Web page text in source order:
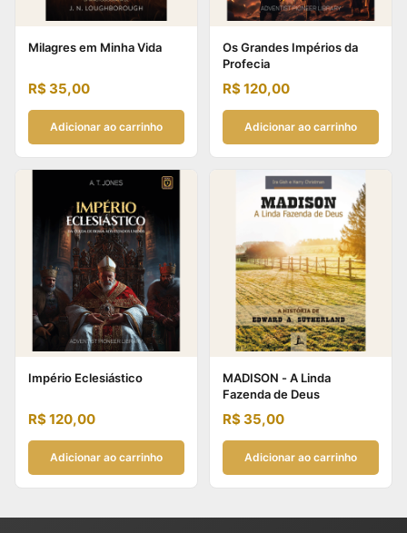
Milagres em Minha Vida
R$ 35,00
Adicionar ao carrinho
Os Grandes Impérios da
Profecia
R$120,00
Adicionar ao carrinho
Império Eclesiástico
R$120,00
Adicionar ao carrinho
MADISON - A Linda
Fazenda de Deus
R$ 35,00
Adicionar ao carrinho